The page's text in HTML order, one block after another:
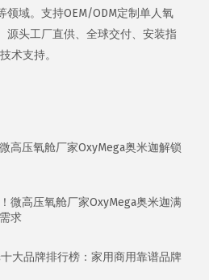
领域。支持OEM/ODM定制单人氧
源头工厂直供、全球交付、安装指
术支持。
高压氧舱厂家OxyMega奥米迦解锁
微高压氧舱厂家OxyMega奥米迦满
求
大品牌排行榜：家用商用靠谱品牌